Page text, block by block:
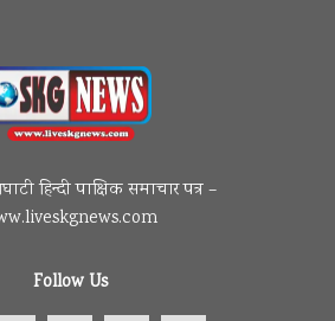
हिन्दी पाक्षिक समाचार पत्र –
Follow Us